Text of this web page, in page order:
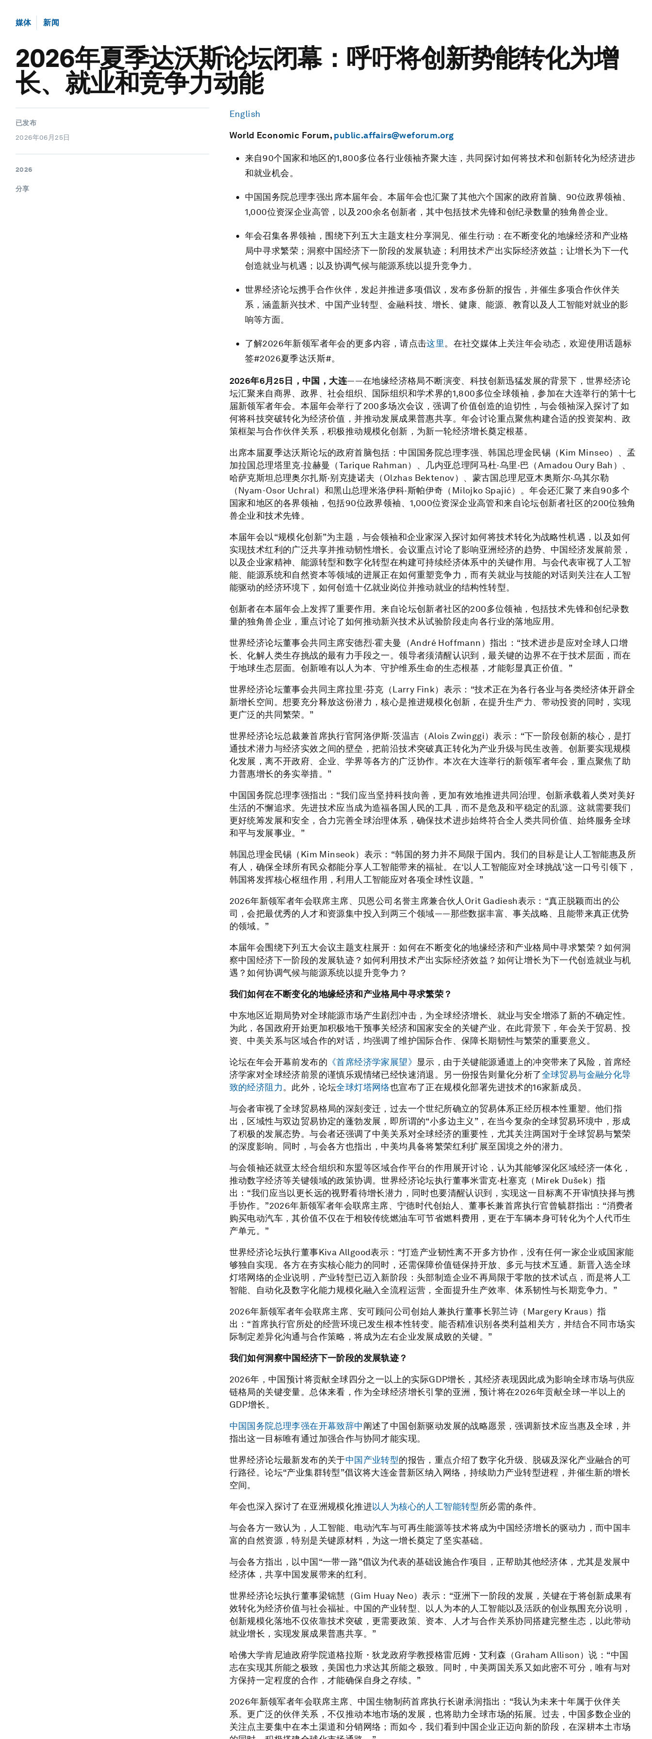
媒体 新闻
2026年夏季达沃斯论坛闭幕：呼吁将创新势能转化为增
长、就业和竞争力动能
已发布
2026年06月25日
2026
分享
English
World Economic Forum, public.affairs@weforum.org
来自90个国家和地区的1,800多位各行业领袖齐聚大连，共同探讨如何将技术和创新转化为经济进步
和就业机会。
中国国务院总理李强出席本届年会。本届年会也汇聚了其他六个国家的政府首脑、90位政界领袖、
1,000位资深企业高管，以及200余名创新者，其中包括技术先锋和创纪录数量的独角兽企业。
年会召集各界领袖，围绕下列五大主题支柱分享洞见、催生行动：在不断变化的地缘经济和产业格
局中寻求繁荣；洞察中国经济下一阶段的发展轨迹；利用技术产出实际经济效益；让增长为下一代
创造就业与机遇；以及协调气候与能源系统以提升竞争力。
世界经济论坛携手合作伙伴，发起并推进多项倡议，发布多份新的报告，并催生多项合作伙伴关
系，涵盖新兴技术、中国产业转型、金融科技、增长、健康、能源、教育以及人工智能对就业的影
响等方面。
了解2026年新领军者年会的更多内容，请点击这里。在社交媒体上关注年会动态，欢迎使用话题标
签#2026夏季达沃斯#。
2026年6月25 日，中国，大连——在地缘经济格局不断演变、科技创新迅猛发展的背景下，世界经济论
坛汇聚来自商界、政界、社会组织、国际组织和学术界的1,800多位全球领袖，参加在大连举行的第十七
届新领军者年会。本届年会举行了200多场次会议，强调了价值创造的迫切性，与会领袖深入探讨了如
何将科技突破转化为经济价值，并推动发展成果普惠共享。年会讨论重点聚焦构建合适的投资架构、政
策框架与合作伙伴关系，积极推动规模化创新，为新一轮经济增长奠定根基。
出席本届夏季达沃斯论坛的政府首脑包括：中国国务院总理李强、韩国总理金民锡（Kim Minseo）、孟
加拉国总理塔里克·拉赫曼（Tarique Rahman）、几内亚总理阿马杜·乌里·巴（Amadou Oury Bah）、
哈萨克斯坦总理奥尔扎斯·别克捷诺夫（Olzhas Bektenov）、蒙古国总理尼亚木奥斯尔·乌其尔勒
（Nyam-Osor Uchral）和黑山总理米洛伊科·斯帕伊奇（Milojko Spajić）。年会还汇聚了来自90多个
国家和地区的各界领袖，包括90位政界领袖、1,000位资深企业高管和来自论坛创新者社区的200位独角
兽企业和技术先锋。
本届年会以“规模化创新”为主题，与会领袖和企业家深入探讨如何将技术转化为战略性机遇，以及如何
实现技术红利的广泛共享并推动韧性增长。会议重点讨论了影响亚洲经济的趋势、中国经济发展前景，
以及企业家精神、能源转型和数字化转型在构建可持续经济体系中的关键作用。与会代表审视了人工智
能、能源系统和自然资本等领域的进展正在如何重塑竞争力，而有关就业与技能的对话则关注在人工智
能驱动的经济环境下，如何创造十亿就业岗位并推动就业的结构性转型。
创新者在本届年会上发挥了重要作用。来自论坛创新者社区的200多位领袖，包括技术先锋和创纪录数
量的独角兽企业，重点讨论了如何推动新兴技术从试验阶段走向各行业的落地应用。
世界经济论坛董事会共同主席安德烈·霍夫曼（André Hoffmann）指出：“技术进步是应对全球人口增
长、化解人类生存挑战的最有力手段之一。领导者须清醒认识到，最关键的边界不在于技术层面，而在
于地球生态层面。创新唯有以人为本、守护维系生命的生态根基，才能彰显真正价值。”
世界经济论坛董事会共同主席拉里·芬克（Larry Fink）表示：“技术正在为各行各业与各类经济体开辟全
新增长空间。想要充分释放这份潜力，核心是推进规模化创新，在提升生产力、带动投资的同时，实现
更广泛的共同繁荣。”
世界经济论坛总裁兼首席执行官阿洛伊斯·茨温吉（Alois Zwinggi）表示：“下一阶段创新的核心，是打
通技术潜力与经济实效之间的壁垒，把前沿技术突破真正转化为产业升级与民生改善。创新要实现规模
化发展，离不开政府、企业、学界等各方的广泛协作。本次在大连举行的新领军者年会，重点聚焦了助
力普惠增长的务实举措。”
中国国务院总理李强指出：“我们应当坚持科技向善，更加有效地推进共同治理。创新承载着人类对美好
生活的不懈追求。先进技术应当成为造福各国人民的工具，而不是危及和平稳定的乱源。这就需要我们
更好统筹发展和安全，合力完善全球治理体系，确保技术进步始终符合全人类共同价值、始终服务全球
和平与发展事业。”
韩国总理金民锡（Kim Minseok）表示：“韩国的努力并不局限于国内。我们的目标是让人工智能惠及所
有人，确保全球所有民众都能分享人工智能带来的福祉。在‘以人工智能应对全球挑战’这一口号引领下，
韩国将发挥核心枢纽作用，利用人工智能应对各项全球性议题。”
2026年新领军者年会联席主席、贝恩公司名誉主席兼合伙人Orit Gadiesh表示：“真正脱颖而出的公
司，会把最优秀的人才和资源集中投入到两三个领域——那些数据丰富、事关战略、且能带来真正优势
的领域。”
本届年会围绕下列五大会议主题支柱展开：如何在不断变化的地缘经济和产业格局中寻求繁荣？如何洞
察中国经济下一阶段的发展轨迹？如何利用技术产出实际经济效益？如何让增长为下一代创造就业与机
遇？如何协调气候与能源系统以提升竞争力？
我们如何在不断变化的地缘经济和产业格局中寻求繁荣？
中东地区近期局势对全球能源市场产生剧烈冲击，为全球经济增长、就业与安全增添了新的不确定性。
为此，各国政府开始更加积极地干预事关经济和国家安全的关键产业。在此背景下，年会关于贸易、投
资、中美关系与区域合作的对话，均强调了维护国际合作、保障长期韧性与繁荣的重要意义。
论坛在年会开幕前发布的 《首席经济学家展望》 显示，由于关键能源通道上的冲突带来了风险，首席经
济学家对全球经济前景的谨慎乐观情绪已经快速消退。另一份报告则量化分析了全球贸易与金融分化导
致的经济阻力。此外，论坛全球灯塔网络也宣布了正在规模化部署先进技术的16家新成员。
与会者审视了全球贸易格局的深刻变迁，过去一个世纪所确立的贸易体系正经历根本性重塑。他们指
出，区域性与双边贸易协定的蓬勃发展，即所谓的“小多边主义”，在当今复杂的全球贸易环境中，形成
了积极的发展态势。与会者还强调了中美关系对全球经济的重要性，尤其关注两国对于全球贸易与繁荣
的深度影响。同时，与会各方也指出，中美均具备将繁荣红利扩展至国境之外的潜力。
与会领袖还就亚太经合组织和东盟等区域合作平台的作用展开讨论，认为其能够深化区域经济一体化，
推动数字经济等关键领域的政策协调。世界经济论坛执行董事米雷克·杜塞克（Mirek Dušek）指
出：“我们应当以更长远的视野看待增长潜力，同时也要清醒认识到，实现这一目标离不开审慎抉择与携
手协作。”2026年新领军者年会联席主席、宁德时代创始人、董事长兼首席执行官曾毓群指出：“消费者
购买电动汽车，其价值不仅在于相较传统燃油车可节省燃料费用，更在于车辆本身可转化为个人代币生
产单元。”
世界经济论坛执行董事Kiva Allgood表示：“打造产业韧性离不开多方协作，没有任何一家企业或国家能
够独自实现。各方在夯实核心能力的同时，还需保障价值链保持开放、多元与技术互通。新晋入选全球
灯塔网络的企业说明，产业转型已迈入新阶段：头部制造企业不再局限于零散的技术试点，而是将人工
智能、自动化及数字化能力规模化融入全流程运营，全面提升生产效率、体系韧性与长期竞争力。”
2026年新领军者年会联席主席、安可顾问公司创始人兼执行董事长郭兰诗（Margery Kraus）指
出：“首席执行官所处的经营环境已发生根本性转变。能否精准识别各类利益相关方，并结合不同市场实
际制定差异化沟通与合作策略，将成为左右企业发展成败的关键。”
我们如何洞察中国经济下一阶段的发展轨迹？
2026年，中国预计将贡献全球四分之一以上的实际GDP增长，其经济表现因此成为影响全球市场与供应
链格局的关键变量。总体来看，作为全球经济增长引擎的亚洲，预计将在2026年贡献全球一半以上的
GDP增长。
中国国务院总理李强在开幕致辞中阐述了中国创新驱动发展的战略愿景，强调新技术应当惠及全球，并
指出这一目标唯有通过加强合作与协同才能实现。
世界经济论坛最新发布的关于中国产业转型的报告，重点介绍了数字化升级、脱碳及深化产业融合的可
行路径。论坛“产业集群转型”倡议将大连金普新区纳入网络，持续助力产业转型进程，并催生新的增长
空间。
年会也深入探讨了在亚洲规模化推进以人为核心的人工智能转型 所必需的条件。
与会各方一致认为，人工智能、电动汽车与可再生能源等技术将成为中国经济增长的驱动力，而中国丰
富的自然资源，特别是关键原材料，为这一增长奠定了坚实基础。
与会各方指出，以中国“一带一路”倡议为代表的基础设施合作项目，正帮助其他经济体，尤其是发展中
经济体，共享中国发展带来的红利。
世界经济论坛执行董事梁锦慧（Gim Huay Neo）表示：“亚洲下一阶段的发展，关键在于将创新成果有
效转化为经济价值与社会福祉。中国的产业转型、以人为本的人工智能以及活跃的创业氛围充分说明，
创新规模化落地不仅依靠技术突破，更需要政策、资本、人才与合作关系协同搭建完整生态，以此带动
就业增长，实现发展成果普惠共享。”
哈佛大学肯尼迪政府学院道格拉斯・狄龙政府学教授格雷厄姆・艾利森（Graham Allison）说：“中国
志在实现其所能之极致，美国也力求达其所能之极致。同时，中美两国关系又如此密不可分，唯有与对
方保持一定程度的合作，才能确保自身之存续。”
2026年新领军者年会联席主席、中国生物制药首席执行长谢承润指出：“我认为未来十年属于伙伴关
系。更广泛的伙伴关系，不仅推动本地市场的发展，也将助力全球市场的拓展。过去，中国多数企业的
关注点主要集中在本土渠道和分销网络；而如今，我们看到中国企业正迈向新的阶段，在深耕本土市场